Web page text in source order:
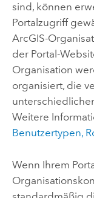
sind, können
Portalzugriff
ArcGIS-
der Portal-
Organisation
organisiert, die
Weitere
Benutzertypen,
Wenn Ihrem